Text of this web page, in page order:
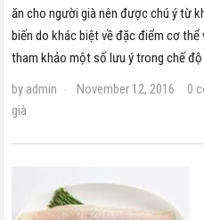
ăn cho người già nên được chú ý từ
biến do khác biệt về đặc điểm cơ thể
tham khảo một số lưu ý trong chế
by admin · November 12, 2016· 0
già